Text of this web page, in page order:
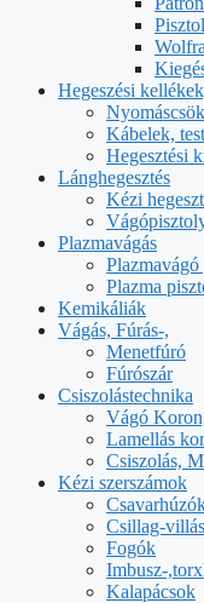
Hegeszési
Kábelek,
Hegesztési
Lánghegesztés
Kézi
Plazmavágás
Plazmavágó
Plazma
Kemikáliák
Vágás, Fúrás-,
Menetfúró
Fúrószár
Csiszolástechnika
Vágó
Lamellás
Csiszolás,
Kézi szerszámok
Csillag-
Fogók
Imbusz-
Kalapácsok